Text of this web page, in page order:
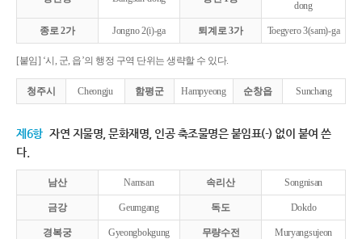
dong
종로 2가 Jongno 2(i)-ga 퇴계로 3가 Toegyero 3(sam)-ga
[붙임] ‘시, 군, 읍’의 행정 구역 단위는 생략할 수 있다.
청주시 Cheongju 함평군 Hampyeong 순창읍 Sunchang
제6항 자연 지물명, 문화재명, 인공 축조물명은 붙임표(-) 없이 붙여 쓴
다.
남산 Namsan 속리산 Songnisan
금강 Geumgang 독도 Dokdo
경복궁 Gyeongbokgung 무량수전 Muryangsujeon